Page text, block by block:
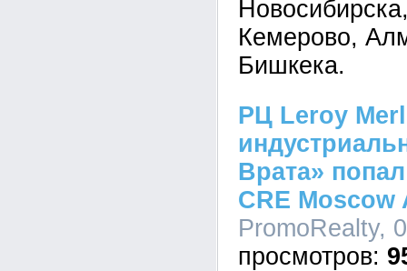
Кемерово,
Бишкека.
РЦ Leroy
Врата»
CRE Moscow
PromoRealty,